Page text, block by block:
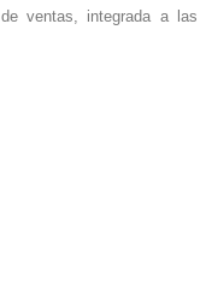
ventas, integrada a las